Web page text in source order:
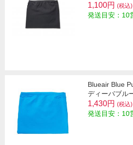
1,100円 (税込)
発送目安：10
Blueair Blue
ディーバブル
1,430円 (税込)
発送目安：10